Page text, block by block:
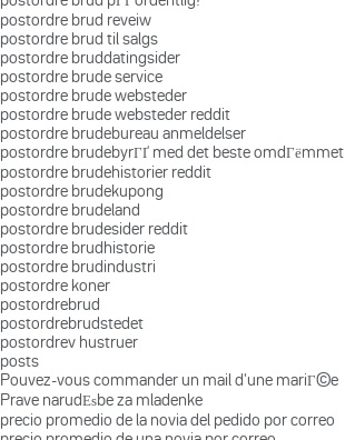
postordre brud reveiw
postordre brud til salgs
postordre bruddatingsider
postordre brude service
postordre brude websteder
postordre brude websteder reddit
postordre brudebureau anmeldelser
postordre brudebyrГҐ med det beste omdГёmmet
postordre brudehistorier reddit
postordre brudekupong
postordre brudeland
postordre brudesider reddit
postordre brudhistorie
postordre brudindustri
postordre koner
postordrebrud
postordrebrudstedet
postordrev hustruer
posts
Pouvez-vous commander un mail d'une mariГ©e
Prave narudЕѕbe za mladenke
precio promedio de la novia del pedido por correo